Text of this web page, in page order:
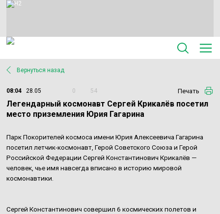
Вернуться назад
08:04 28.05 0 54 Печать
Легендарный космонавт Сергей Крикалёв посетил
место приземления Юрия Гагарина
Парк Покорителей космоса имени Юрия Алексеевича Гагарина
посетил летчик-космонавт, Герой Советского Союза и Герой
Российской Федерации Сергей Константинович Крикалёв —
человек, чье имя навсегда вписано в историю мировой
космонавтики.
Сергей Константинович совершил 6 космических полетов и